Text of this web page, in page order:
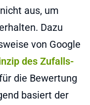
aus, um
Dazu
von Google
des Zufalls-
die Bewertung
basiert der